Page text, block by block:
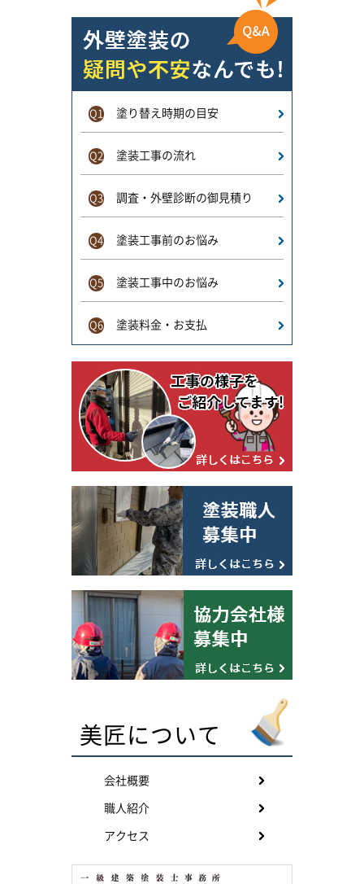
Q1 塗り替え時期の目安
Q2 塗装工事の流れ
Q3 調査・外壁診断の御見積り
Q4 塗装工事前のお悩み
Q5 塗装工事中のお悩み
Q6 塗装料金・お支払
美匠について
会社概要
職人紹介
アクセス